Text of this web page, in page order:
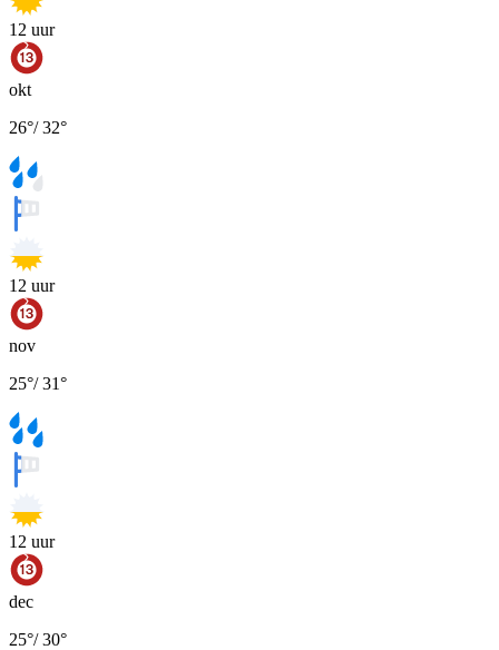
12 uur
okt
26°/32°
12 uur
nov
25°/31°
12 uur
dec
25°/30°